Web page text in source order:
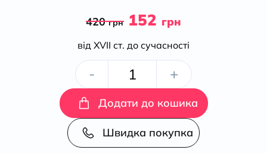
420грн 152 грн
від ХVII ст. до сучасності
-
Лерато
означає
«любов».
+
Додати до кошика
Швидка покупка